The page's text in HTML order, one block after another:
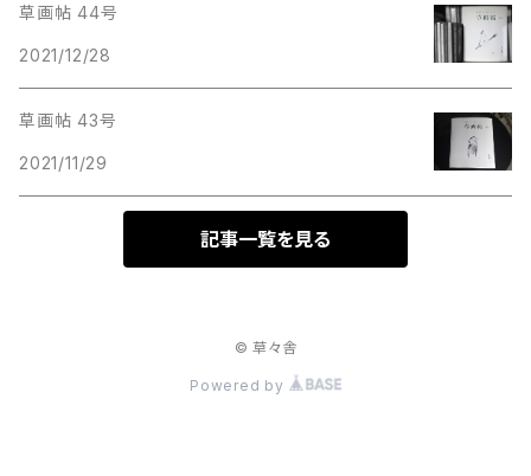
草画帖 44号
2021/12/28
草画帖 43号
2021/11/29
記事一覧を見る
© 草々舎
Powered by